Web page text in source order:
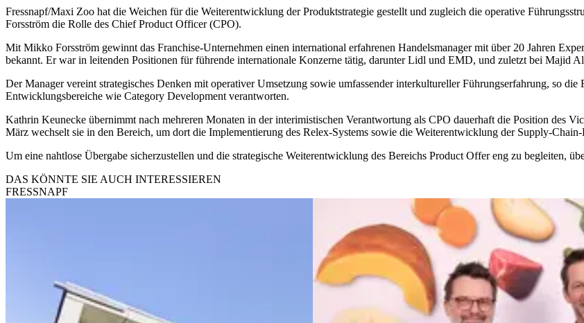
Fressnapf/Maxi Zoo hat die Weichen für die Weiterentwicklung der Produktstrategie gestellt und zugleich die operative
Forsström die Rolle des Chief Product Officer (CPO).
Mit Mikko Forsström gewinnt das Franchise-Unternehmen einen international erfahrenen Handelsmanager mit über 20 Jahren
bekannt. Er war in leitenden Positionen für führende internationale Konzerne tätig, darunter Lidl und EMD, und zuletzt bei Majid
Der Manager vereint strategisches Denken mit operativer Umsetzung sowie umfassender interkultureller Führungserfahrung, so
Entwicklungsbereiche wie Category Development verantworten.
Kathrin Keunecke übernimmt nach mehreren Monaten in der interimistischen Verantwortung als CPO dauerhaft die Position des
März wechselt sie in den Bereich, um dort die Implementierung des Relex-Systems sowie die Weiterentwicklung der Supply-
Um eine nahtlose Übergabe sicherzustellen und die strategische Weiterentwicklung des Bereichs Product Offer eng zu begleiten,
DAS KÖNNTE SIE AUCH INTERESSIEREN
FRESSNAPF